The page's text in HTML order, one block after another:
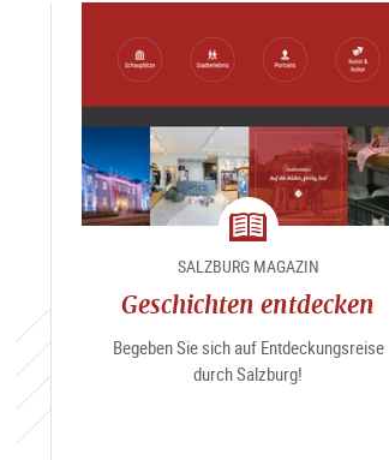
Magazin
SALZBURG MAGAZIN
Geschichten entdecken
Begeben Sie sich auf Entdeckungsreise
durch Salzburg!